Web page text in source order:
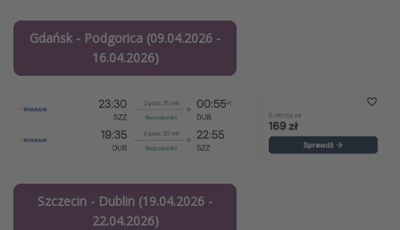
Gdańsk - Podgorica (09.04.2026 -
16.04.2026)
Szczecin - Dublin (19.04.2026 -
22.04.2026)